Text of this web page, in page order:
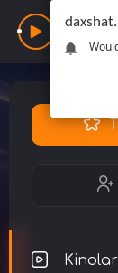
Kinolar